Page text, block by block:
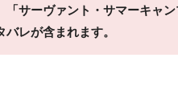
「サーヴァント・サマーキャ
バレが含まれます。